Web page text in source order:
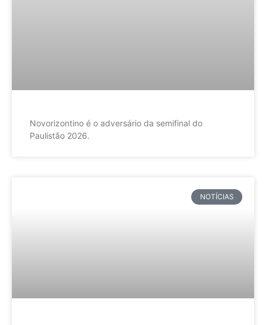
Novorizontino é o adversário da semifinal do
Paulistão 2026.
NOTÍCIAS